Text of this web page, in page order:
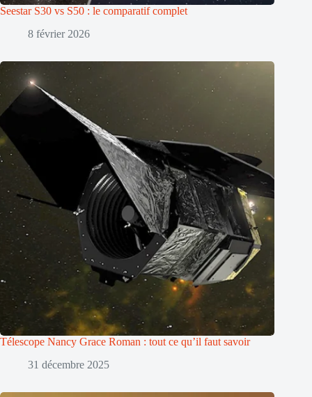
Seestar S30 vs S50 : le comparatif complet
8 février 2026
Télescope Nancy Grace Roman : tout ce qu’il faut savoir
31 décembre 2025